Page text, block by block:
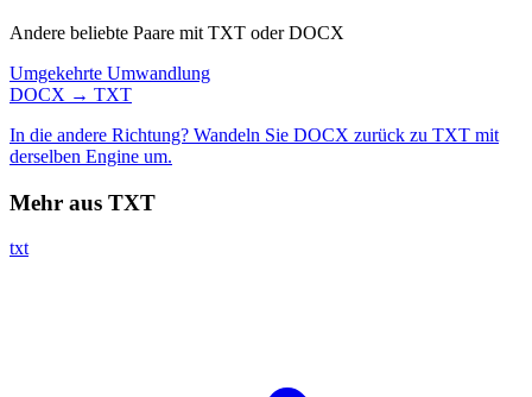
Andere beliebte Paare mit TXT oder DOCX
Umgekehrte Umwandlung
DOCX → TXT
In die andere Richtung? Wandeln Sie DOCX zurück zu TXT mit
derselben Engine um.
Mehr aus TXT
txt